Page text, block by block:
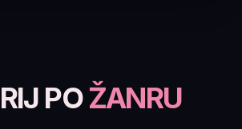
POŽANRU